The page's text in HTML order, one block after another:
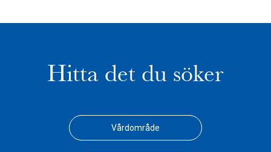
Hitta det du söker
Vårdområde